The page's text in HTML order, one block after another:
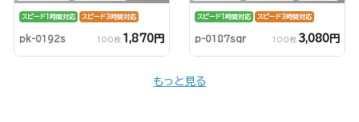
スピード1時間対応 スピード3時間対応
pk-0192s 100枚 1,870円
スピード1時間対応 スピード3時間対応
p-0187sqr 100枚 3,080円
もっと見る